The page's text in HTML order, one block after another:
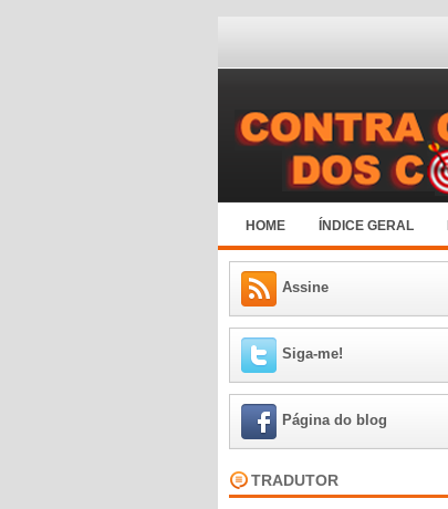
HOME ÍNDICE GERAL
Assine
Siga-me!
Página do blog
TRADUTOR